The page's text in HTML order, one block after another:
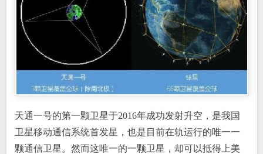
天通一号的第一颗卫星于2016年成功发射升空，是我国
卫星移动通信系统首发星，也是目前在轨运行的唯一一
颗通信卫星。然而这唯一的一颗卫星，却可以抵得上美